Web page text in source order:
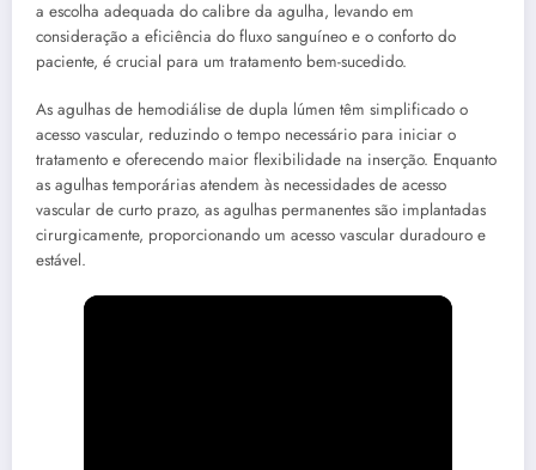
a escolha adequada do calibre da agulha, levando em
consideração a eficiência do fluxo sanguíneo e o conforto do
paciente, é crucial para um tratamento bem-sucedido.
As agulhas de hemodiálise de dupla lúmen têm simplificado o
acesso vascular, reduzindo o tempo necessário para iniciar o
tratamento e oferecendo maior flexibilidade na inserção. Enquanto
as agulhas temporárias atendem às necessidades de acesso
vascular de curto prazo, as agulhas permanentes são implantadas
cirurgicamente, proporcionando um acesso vascular duradouro e
estável.